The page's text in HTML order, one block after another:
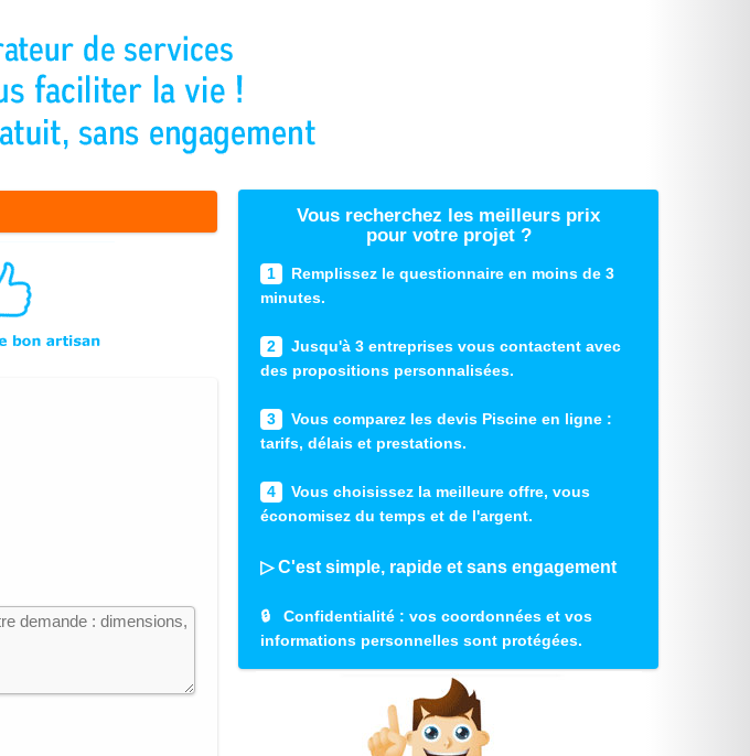
Vous recherchez les meilleurs prix
pour votre projet ?
1
Remplissez le questionnaire en moins de 3
minutes.
2
Jusqu'à 3 entreprises vous contactent avec
des propositions personnalisées.
3
Vous comparez les devis Piscine en ligne :
tarifs, délais et prestations.
4
Vous choisissez la meilleure offre, vous
économisez du temps et de l'argent.
▷ C'est simple, rapide et sans engagement
🔒 Confidentialité : vos coordonnées et vos
informations personnelles sont protégées.